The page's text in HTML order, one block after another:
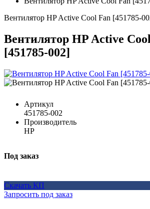
Вентилятор HP Active Cool Fan [451785-
Вентилятор HP Active
[451785-002]
Артикул
451785-002
Производитель
HP
Под заказ
Скачать КП
Запросить под заказ